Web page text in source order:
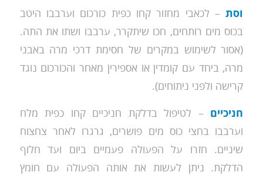
וסת– לכאבי מחזור קחו כפית כורכום וערבבו היטב
בכוס מים רותחים, חכו שיתקרר, ערבבו ושתו את התה.
(אסור לשימוש במקרים של חסימת דרכי מרה באבני
מרה, ביחד עם קומדין או אספירין מאחר והכורכום נוגד
קרישה ולפני ניתוחים).
חניכיים – לטיפול בדלקת חניכיים קחו כפית מלח
וערבבו בחצי כוס מים פושרים, גרגרו לאחר צחצוח
שיניים. חזרו על הפעולה פעמיים ביום ועד חלוף
הדלקת. ניתן לעשות את אותה הפעולה עם חומץ